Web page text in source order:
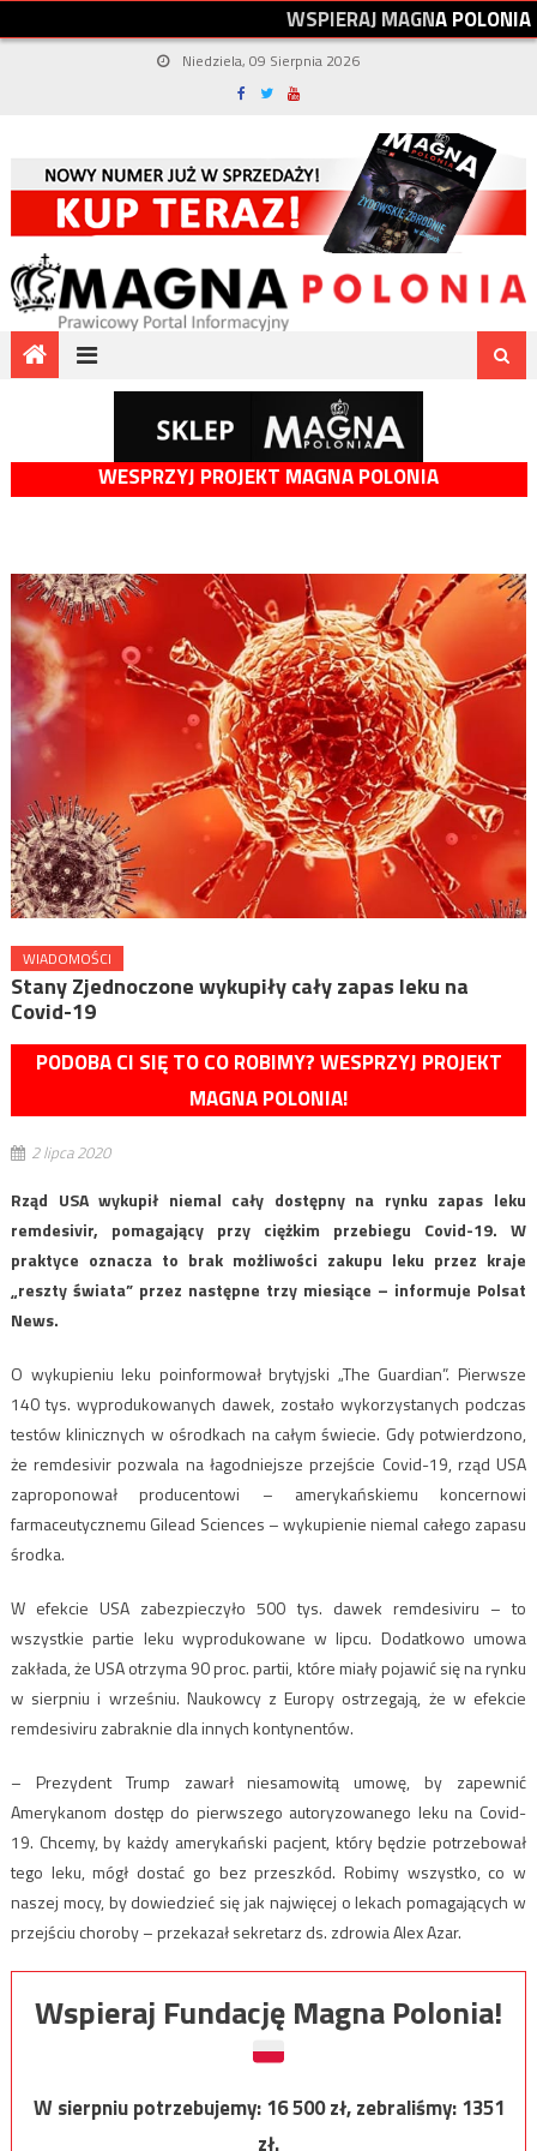
WSPIERAJMAGNAPOLONIA
Niedziela, 09 Sierpnia 2026
WESPRZYJ PROJEKT MAGNA POLONIA
WIADOMOŚCI
Stany Zjednoczone wykupiły cały zapas leku na
Covid-19
PODOBA CI SIĘ TO CO ROBIMY? WESPRZYJ PROJEKT
MAGNA POLONIA!
2 lipca 2020
Rząd USA wykupił niemal cały dostępny na rynku zapas leku
remdesivir, pomagający przy ciężkim przebiegu Covid-19. W
praktyce oznacza to brak możliwości zakupu leku przez kraje
„reszty świata” przez następne trzy miesiące – informuje Polsat
News.
O wykupieniu leku poinformował brytyjski „The Guardian”. Pierwsze
140 tys. wyprodukowanych dawek, zostało wykorzystanych podczas
testów klinicznych w ośrodkach na całym świecie. Gdy potwierdzono,
że remdesivir pozwala na łagodniejsze przejście Covid-19, rząd USA
zaproponował producentowi – amerykańskiemu koncernowi
farmaceutycznemu Gilead Sciences – wykupienie niemal całego zapasu
środka.
W efekcie USA zabezpieczyło 500 tys. dawek remdesiviru – to
wszystkie partie leku wyprodukowane w lipcu. Dodatkowo umowa
zakłada, że USA otrzyma 90 proc. partii, które miały pojawić się na rynku
w sierpniu i wrześniu. Naukowcy z Europy ostrzegają, że w efekcie
remdesiviru zabraknie dla innych kontynentów.
– Prezydent Trump zawarł niesamowitą umowę, by zapewnić
Amerykanom dostęp do pierwszego autoryzowanego leku na Covid-
19. Chcemy, by każdy amerykański pacjent, który będzie potrzebował
tego leku, mógł dostać go bez przeszkód. Robimy wszystko, co w
naszej mocy, by dowiedzieć się jak najwięcej o lekach pomagających w
przejściu choroby – przekazał sekretarz ds. zdrowia Alex Azar.
Wspieraj Fundację Magna Polonia!
W sierpniu potrzebujemy:16 500zł, zebraliśmy:1351
zł.